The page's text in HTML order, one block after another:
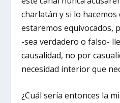
charlatán y si lo
estaremos equivocados,
-sea verdadero o falso-
causalidad, no por
necesidad interior que
¿Cuál sería entonces la